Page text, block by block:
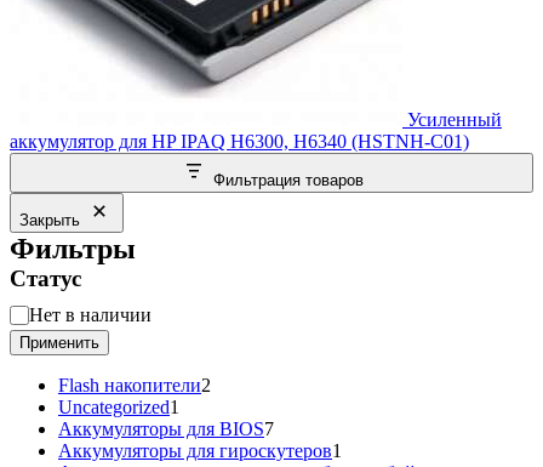
Усиленный
аккумулятор для HP IPAQ H6300, H6340 (HSTNH-C01)
Фильтрация товаров
Закрыть
Фильтры
Статус
Статус
Нет в наличии
Применить
Flash накопители2
Uncategorized1
товар
Аккумуляторы для BIOS77
товаров
Аккумуляторы для гироскутеров1